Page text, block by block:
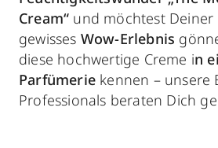
Cream“ und möchtest Deiner
gewisses Wow-Erlebnis
diese hochwertige Creme in
Parfümerie kennen – unsere
Professionals beraten Dich